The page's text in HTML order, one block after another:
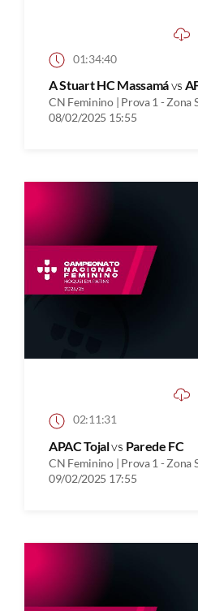
01:34:40
A Stuart HC Massamávs
CN Feminino | Prova 1 - Zona
08/02/2025 15:55
02:11:31
APAC Tojalvs Parede FC
CN Feminino | Prova 1 - Zona
09/02/2025 17:55